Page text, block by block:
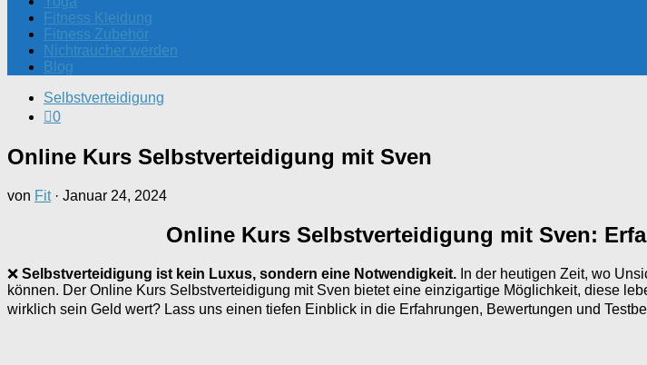
Fitness Kleidung
Fitness Zubehör
Nichtraucher werden
Blog
Selbstverteidigung
0
Online Kurs Selbstverteidigung mit Sven
von Fit · Januar 24, 2024
Online Kurs Selbstverteidigung mit Sven:
❌ Selbstverteidigung ist kein Luxus, sondern eine Notwendigkeit. In der heutigen Zeit, wo
können. Der Online Kurs Selbstverteidigung mit Sven bietet eine einzigartige Möglichkeit, diese
wirklich sein Geld wert? Lass uns einen tiefen Einblick in die Erfahrungen, Bewertungen und